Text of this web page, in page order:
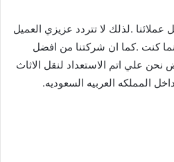
.لذلك لا تتردد عزيزي العميل
كنت .كما ان شركتنا من افضل
علي اتم الاستعداد لنقل الاثاث
المملكه العربيه السعوديه.